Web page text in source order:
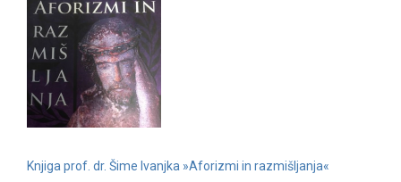
Knjiga prof. dr. Šime Ivanjka »Aforizmi in razmišljanja«